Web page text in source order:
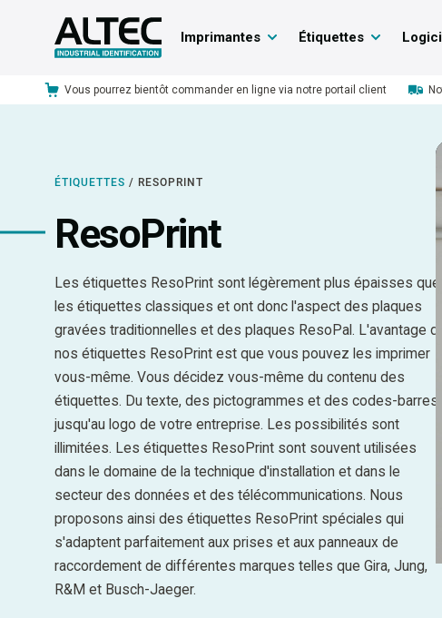
Imprimantes Étiquettes
Vous pourrez bientôt commander en ligne via notre portail client
ÉTIQUETTES / RESOPRINT
ResoPrint
Les étiquettes ResoPrint sont légèrement plus épaisses que
les étiquettes classiques et ont donc l'aspect des plaques
gravées traditionnelles et des plaques ResoPal. L'avantage de
nos étiquettes ResoPrint est que vous pouvez les imprimer
vous-même. Vous décidez vous-même du contenu des
étiquettes. Du texte, des pictogrammes et des codes-barres
jusqu'au logo de votre entreprise. Les possibilités sont
illimitées. Les étiquettes ResoPrint sont souvent utilisées
dans le domaine de la technique d'installation et dans le
secteur des données et des télécommunications. Nous
proposons ainsi des étiquettes ResoPrint spéciales qui
s'adaptent parfaitement aux prises et aux panneaux de
raccordement de différentes marques telles que Gira, Jung,
R&M et Busch-Jaeger.